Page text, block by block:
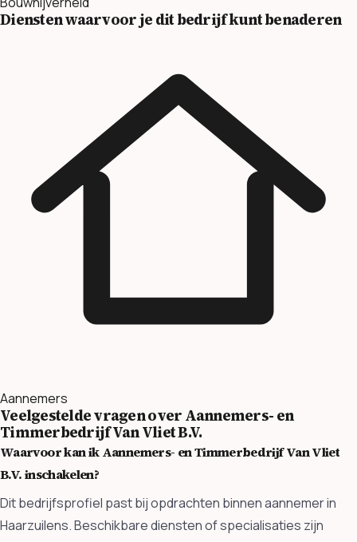
Diensten waarvoor je dit bedrijf kunt benaderen
Aannemers
Veelgestelde vragen over Aannemers- en
Timmerbedrijf Van Vliet B.V.
Waarvoor kan ik Aannemers- en Timmerbedrijf Van Vliet
B.V. inschakelen?
Dit bedrijfsprofiel past bij opdrachten binnen aannemer in
Haarzuilens. Beschikbare diensten of specialisaties zijn